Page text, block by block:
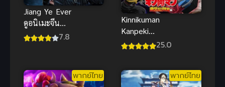
Jiang Ye Ever
ดูอนิเมะจีน
สยบฟ้าพิชิต
ตระการตา
7.8
Kinnikuman
Kanpeki
Choujin Shiso
25.0
พากย์ไทย พากย์ไทย